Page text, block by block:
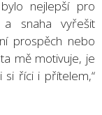
nejlepší pro
a snaha vyřešit
prospěch nebo
mě motivuje, je
říci i přítelem,“